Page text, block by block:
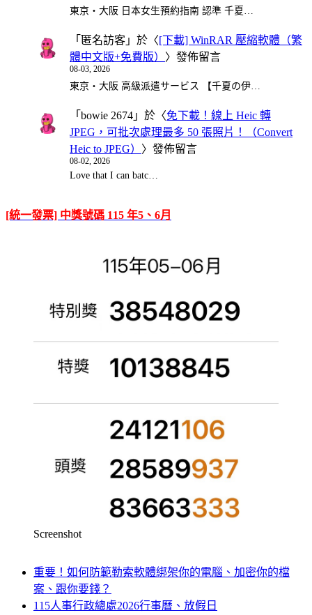
東京・大阪 日本女生預約指南 認準 千夏…
「 匿名訪客 」於〈[下載] WinRAR 壓縮軟體（繁
體中文版+免費版） 〉發佈留言
08-03, 2026
東京・大阪 高級派遣サービス 【千夏の伊…
「 bowie 2674 」於〈免下載！線上 Heic 轉
JPEG，可批次處理最多 50 張照片！（Convert
Heic to JPEG） 〉發佈留言
08-02, 2026
Love that I can batc…
[統一發票] 中獎號碼 115 年5、6月
Screenshot
重要！如何防範勒索軟體綁架你的電腦、加密你的檔
案、跟你要錢？
115人事行政總處2026行事曆、放假日